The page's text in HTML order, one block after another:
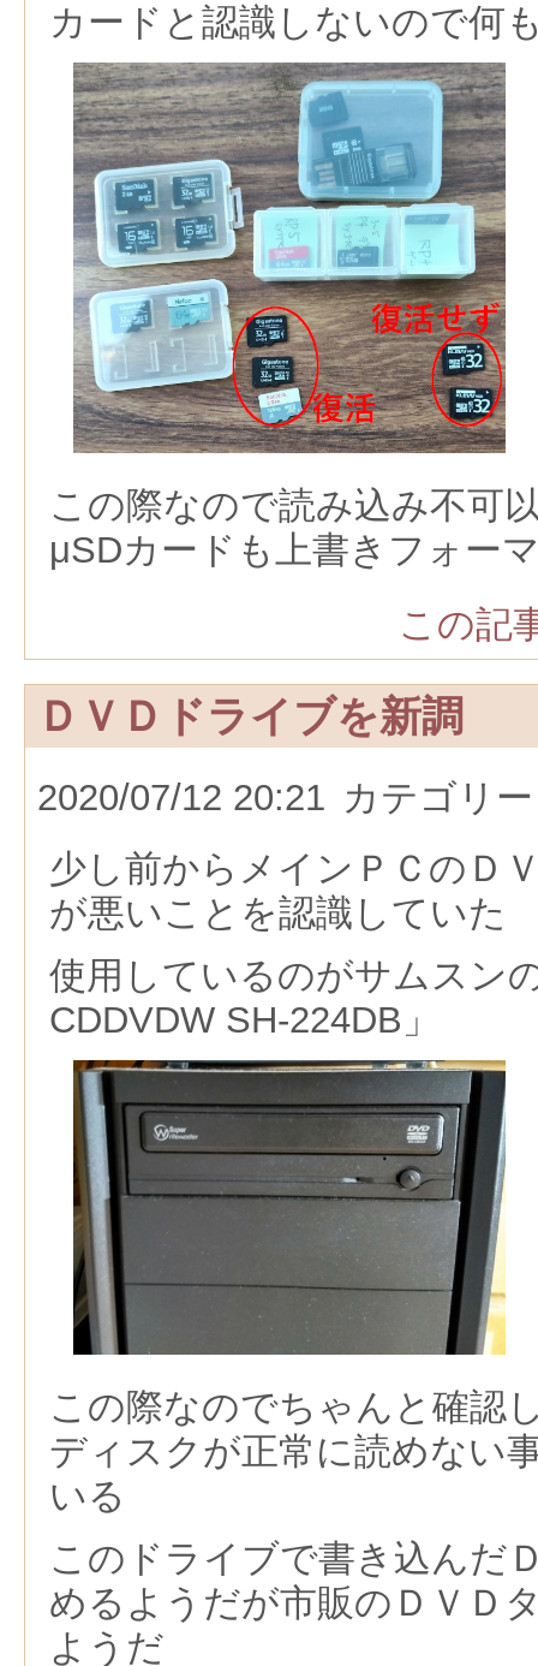
カードと認識しないので何
この際なので読み込み不可
μSDカードも上書きフォー
この記
ＤＶＤドライブを新調
2020/07/12 20:21 カテゴリ
少し前からメインＰＣのＤ
が悪いことを認識していた
使用しているのがサムスン
CDDVDW SH-224DB」
この際なのでちゃんと確認
ディスクが正常に読めない
いる
このドライブで書き込んだ
めるようだが市販のＤＶＤ
ようだ